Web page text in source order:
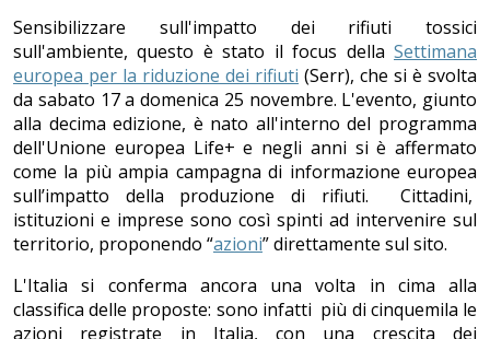
Sensibilizzare sull'impatto dei rifiuti tossici
sull'ambiente, questo è stato il focus della Settimana
europea per la riduzione dei rifiuti (Serr), che si è svolta
da sabato 17 a domenica 25 novembre. L'evento, giunto
alla decima edizione, è nato all'interno del programma
dell'Unione europea Life+ e negli anni si è affermato
come la più ampia campagna di informazione europea
sull’impatto della produzione di rifiuti. Cittadini,
istituzioni e imprese sono così spinti ad intervenire sul
territorio, proponendo “azioni” direttamente sul sito.
L'Italia si conferma ancora una volta in cima alla
classifica delle proposte: sono infatti più di cinquemila le
azioni registrate in Italia, con una crescita dei